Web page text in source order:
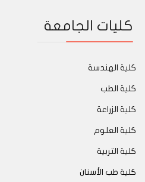
كليات الجامعة
كلية الهندسة
كلية الطب
كلية الزراعة
كلية العلوم
كلية التربية
كلية طب الأسنان